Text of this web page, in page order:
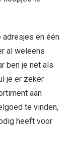
adresjes en één
al weleens
ben je net als
je er zeker
aan
te vinden,
heeft voor